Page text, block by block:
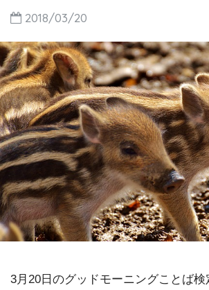
2018/03/20
3月20日のグッドモーニングことば